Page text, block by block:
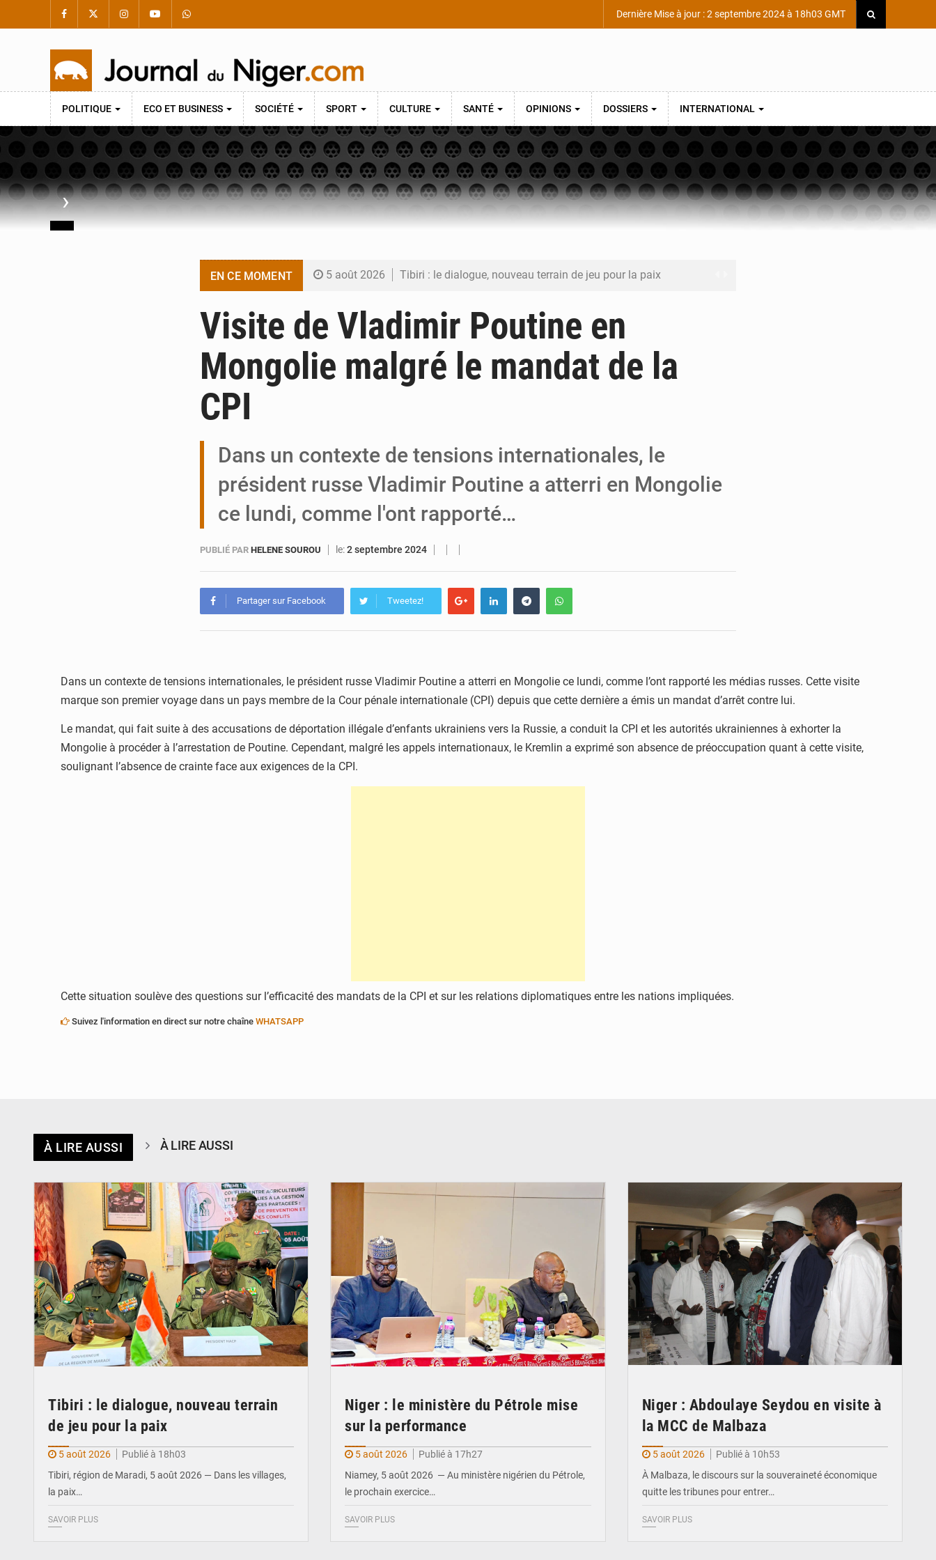
Dernière Mise à jour : 2 septembre 2024 à 18h03 GMT
POLITIQUE ECO ET BUSINESS SOCIÉTÉ SPORT CULTURE SANTÉ OPINIONS DOSSIERS INTERNATIONAL
›
EN CE MOMENT 5 août 2026 Tibiri : le dialogue, nouveau terrain de jeu pour la paix
5 août 2026 Niger : Abdoulaye Seydou en visite à la MCC de Malbaza
4 août 2026 Niamey : Mohamed Toumba enchaîne les audiences
Visite de Vladimir Poutine en
Mongolie malgré le mandat de la
CPI
Dans un contexte de tensions internationales, le
président russe Vladimir Poutine a atterri en Mongolie
ce lundi, comme l'ont rapporté…
PUBLIÉ PAR HELENE SOUROU le:2 septembre 2024
Partager sur Facebook Tweetez!
Dans un contexte de tensions internationales, le président russe Vladimir Poutine a atterri en Mongolie ce lundi, comme l’ont rapporté les médias russes. Cette visite
marque son premier voyage dans un pays membre de la Cour pénale internationale (CPI) depuis que cette dernière a émis un mandat d’arrêt contre lui.
Le mandat, qui fait suite à des accusations de déportation illégale d’enfants ukrainiens vers la Russie, a conduit la CPI et les autorités ukrainiennes à exhorter la
Mongolie à procéder à l’arrestation de Poutine. Cependant, malgré les appels internationaux, le Kremlin a exprimé son absence de préoccupation quant à cette visite,
soulignant l’absence de crainte face aux exigences de la CPI.
Cette situation soulève des questions sur l’efficacité des mandats de la CPI et sur les relations diplomatiques entre les nations impliquées.
Suivez l'information en direct sur notre chaîne WHATSAPP
À LIRE AUSSI À LIRE AUSSI
Tibiri : le dialogue, nouveau terrain
de jeu pour la paix
5 août 2026
Publié à 18h03
Tibiri, région de Maradi, 5 août 2026 — Dans les villages,
la paix…
SAVOIR PLUS
Niger : le ministère du Pétrole mise
sur la performance
5 août 2026
Publié à 17h27
Niamey, 5 août 2026 — Au ministère nigérien du Pétrole,
le prochain exercice…
SAVOIR PLUS
Niger : Abdoulaye Seydou en visite à
la MCC de Malbaza
5 août 2026
Publié à 10h53
À Malbaza, le discours sur la souveraineté économique
quitte les tribunes pour entrer…
SAVOIR PLUS